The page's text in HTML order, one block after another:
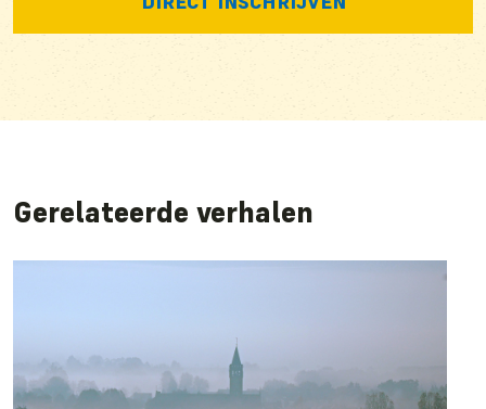
Gerelateerde verhalen